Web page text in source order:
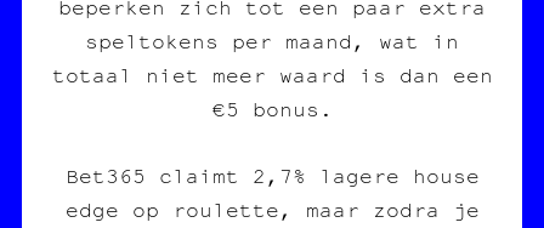
beperken zich tot een paar extra
speltokens per maand, wat in
totaal niet meer waard is dan een
€5 bonus.
Bet365 claimt 2,7% lagere house
edge op roulette, maar zodra je